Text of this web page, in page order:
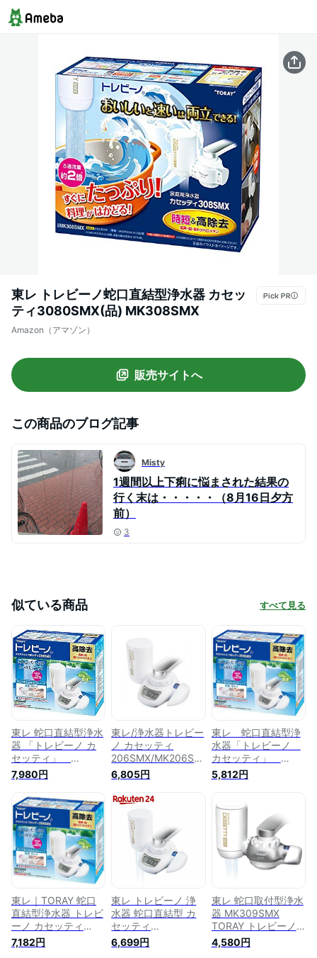
東レ トレビーノ蛇口直結型浄水器 カセッ
ティ3080SMX(品) MK308SMX
Amazon（アマゾン）
販売サイトへ
この商品のブログ記事
Misty
1週間以上下痢に悩まされた結果の
行く末は・・・・・（8月16日夕方
前）
3
似ている商品 すべて見る
東レ 蛇口直結型浄水
器 「トレビーノ カ
セッティ」
MK206SMX
MK206SMX
7,980円
東レ/浄水器トレビー
ノ カセッティ
206SMX/MK206SMX
蛇口直結型 浄水器本
体 キッチン 家電
6,805円
東レ 蛇口直結型浄
水器「トレビーノ
カセッティ」
MK206SMX
5,812円
東レ｜TORAY 蛇口
直結型浄水器 トレビ
ーノ カセッティ
MK206SMX[MK206SMX]
7,182円
東レ トレビーノ 浄
水器 蛇口直結型 カ
セッティ
MK206SMX 高除去
時短(1個)【トレビー
6,699円
東レ 蛇口取付型浄水
器 MK309SMX
TORAY トレビーノ
カセッティ
[MK309SMX]
4,580円